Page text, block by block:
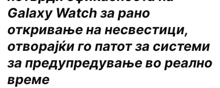
Galaxy Watch за рано
откривање на несвестици,
отворајќи го патот за системи
за предупредување во реално
време